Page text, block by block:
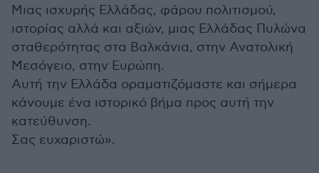
Μιας ισχυρής Ελλάδας, φάρου πολιτισμού,
ιστορίας αλλά και αξιών, μιας Ελλάδας Πυλώνα
σταθερότητας στα Βαλκάνια, στην Ανατολική
Μεσόγειο, στην Ευρώπη.
Αυτή την Ελλάδα οραματιζόμαστε και σήμερα
κάνουμε ένα ιστορικό βήμα προς αυτή την
κατεύθυνση.
Σας ευχαριστώ».